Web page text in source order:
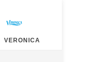
VERONICA